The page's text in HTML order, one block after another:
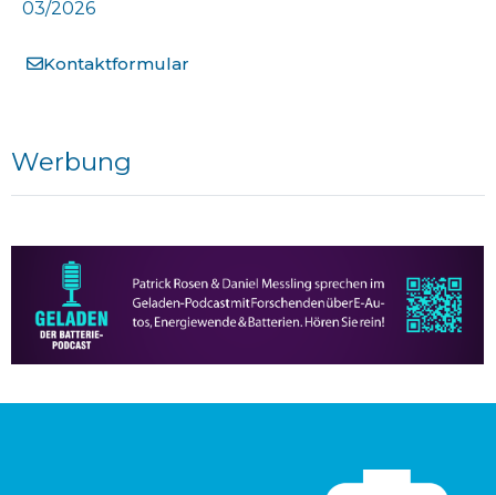
03/2026
Kontaktformular
Werbung